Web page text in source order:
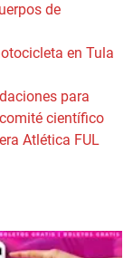
de
en Tula
para
científico
Atlética FUL